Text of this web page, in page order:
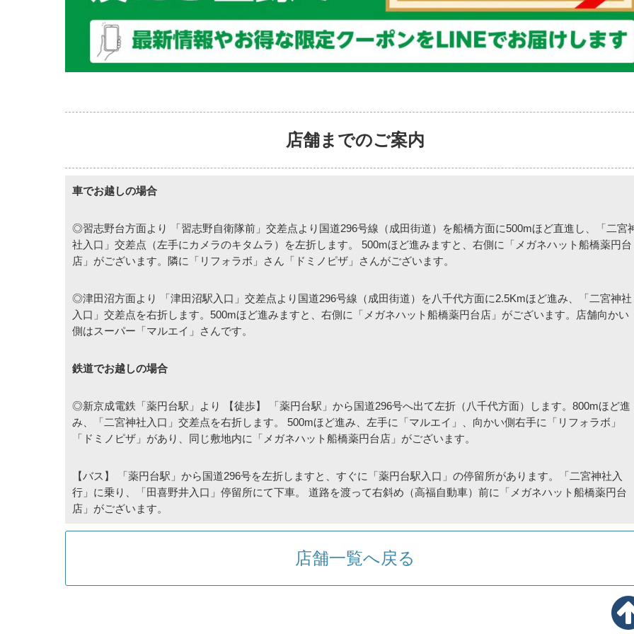
店舗までのご案内
車でお越しの場合
◎習志野台方面より 「習志野自衛隊前」交差点より国道296号線（成田街道）を船橋方面に500mほど直進し、「二宮
社入口」交差点（左手にカメラのキタムラ）を左折します。 500mほど進みますと、右側に「メガネハット船橋薬円台
店」がございます。隣に「リフォラボ」さん「ドミノピザ」さんがございます。
◎津田沼方面より 「津田沼駅入口」交差点より国道296号線（成田街道）を八千代方面に2.5Kmほど進み、「二宮神社
入口」交差点を右折します。500mほど進みますと、右側に「メガネハット船橋薬円台店」がございます。店舗向かい
側はスーパー「マルエイ」さんです。
鉄道でお越しの場合
◎新京成電鉄「薬円台駅」より 【徒歩】 「薬円台駅」から国道296号へ出て左折（八千代方面）します。800mほど進
み、「二宮神社入口」交差点を右折します。 500mほど進み、左手に「マルエイ」、向かい側右手に「リフォラボ」
「ドミノピザ」があり、同じ敷地内に「メガネハット船橋薬円台店」がございます。
【バス】 「薬円台駅」から国道296号を左折しますと、すぐに「薬円台駅入口」の停留所があります。「二宮神社入
行」に乗り、「田喜野井入口」停留所にて下車。 道路を渡って右斜め（高福自動車）前に「メガネハット船橋薬円台
店」がございます。
店舗一覧へ戻る